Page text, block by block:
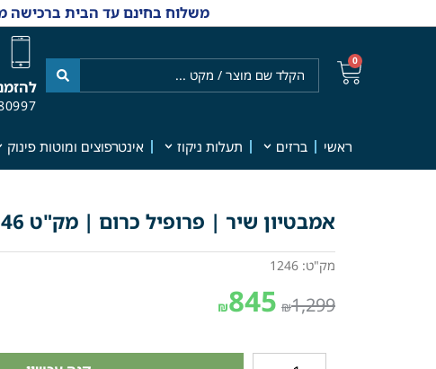
משלוח בחינם עד הבית ברכישה מ-₪499 | אפשרות למשלוחי אקספרס מהיום למחר | למענה אנושי והזמנות 04-
0
ראשי ברזים תעלות ניקוז אינטרפוצים ומוטות פינוק
אמבטיון שיר | פרופיל כרום | מק"ט 1246
מק"ט: 1246
₪1,299
₪845